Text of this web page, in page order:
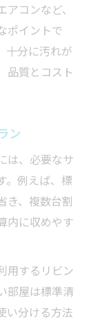
ング費用
テクニッ
ニング業
る方法
約ポイン
コンなど、
ポイントで
十分に汚れが
品質とコスト
ン
は、必要なサ
。例えば、標
き、複数台割
内に収めやす
用するリビン
部屋は標準清
い分ける方法